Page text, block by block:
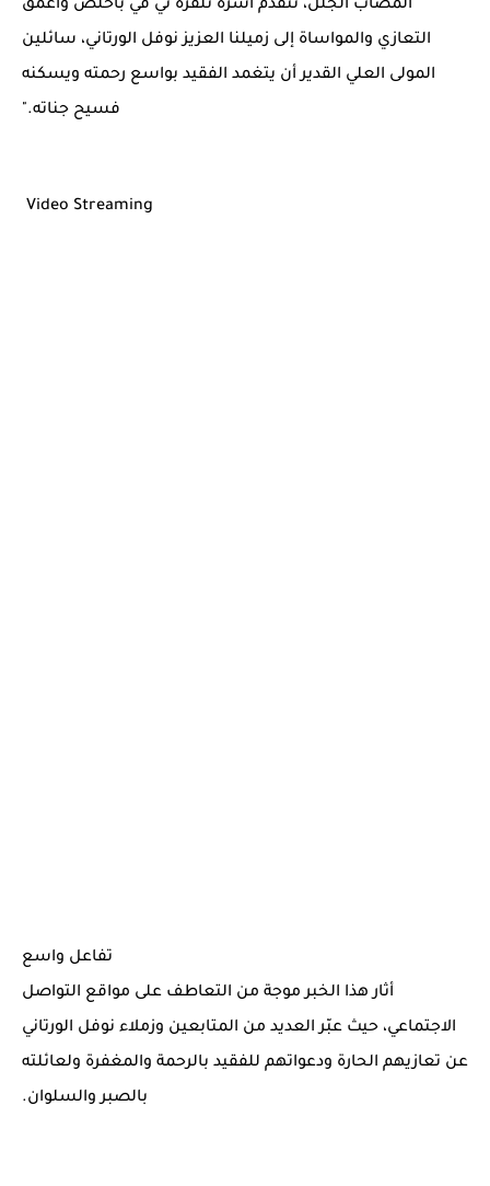
المصاب الجلل، تتقدم أسرة تلفزة تي في بأخلص وأعمق
التعازي والمواساة إلى زميلنا العزيز نوفل الورتاني، سائلين
المولى العلي القدير أن يتغمد الفقيد بواسع رحمته ويسكنه
فسيح جناته."
Video Streaming
تفاعل واسع
أثار هذا الخبر موجة من التعاطف على مواقع التواصل
الاجتماعي، حيث عبّر العديد من المتابعين وزملاء نوفل الورتاني
عن تعازيهم الحارة ودعواتهم للفقيد بالرحمة والمغفرة ولعائلته
بالصبر والسلوان.